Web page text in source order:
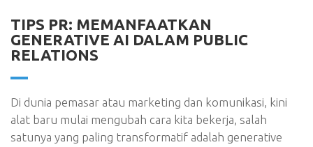
TIPS PR: MEMANFAATKAN
GENERATIVE AI DALAM PUBLIC
RELATIONS
Di dunia pemasar atau marketing dan komunikasi, kini
alat baru mulai mengubah cara kita bekerja, salah
satunya yang paling transformatif adalah generative